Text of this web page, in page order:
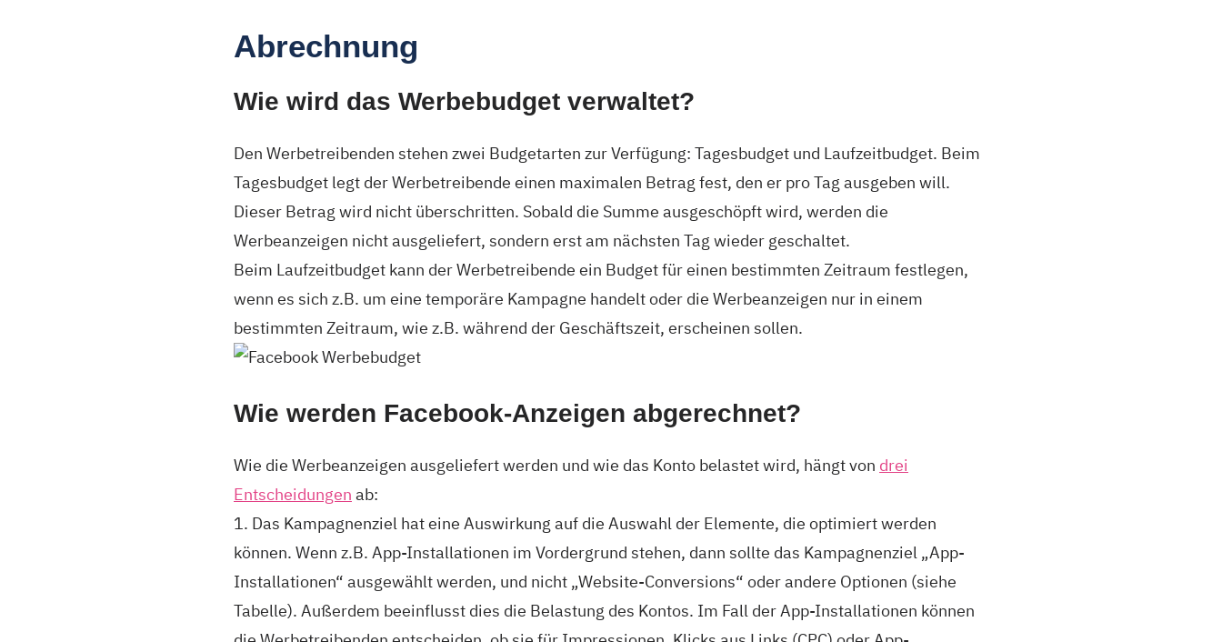
Abrechnung
Wie wird das Werbebudget verwaltet?
Den Werbetreibenden stehen zwei Budgetarten zur Verfügung: Tagesbudget und Laufzeitbudget. Beim
Tagesbudget legt der Werbetreibende einen maximalen Betrag fest, den er pro Tag ausgeben will.
Dieser Betrag wird nicht überschritten. Sobald die Summe ausgeschöpft wird, werden die
Werbeanzeigen nicht ausgeliefert, sondern erst am nächsten Tag wieder geschaltet.
Beim Laufzeitbudget kann der Werbetreibende ein Budget für einen bestimmten Zeitraum festlegen,
wenn es sich z.B. um eine temporäre Kampagne handelt oder die Werbeanzeigen nur in einem
bestimmten Zeitraum, wie z.B. während der Geschäftszeit, erscheinen sollen.
Wie werden Facebook-Anzeigen abgerechnet?
Wie die Werbeanzeigen ausgeliefert werden und wie das Konto belastet wird, hängt von drei
Entscheidungen ab:
1. Das Kampagnenziel hat eine Auswirkung auf die Auswahl der Elemente, die optimiert werden
können. Wenn z.B. App-Installationen im Vordergrund stehen, dann sollte das Kampagnenziel „App-
Installationen“ ausgewählt werden, und nicht „Website-Conversions“ oder andere Optionen (siehe
Tabelle). Außerdem beeinflusst dies die Belastung des Kontos. Im Fall der App-Installationen können